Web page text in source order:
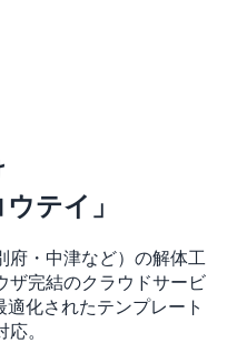
テイ」
府・中津など）の解体工
ザ完結のクラウドサービ
適化されたテンプレート
。